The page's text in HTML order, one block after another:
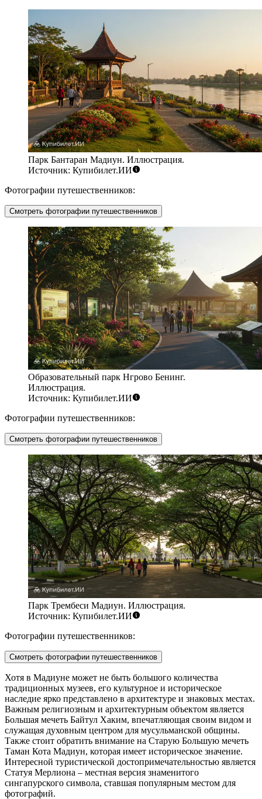
Парк Бантаран Мадиун. Иллюстрация.
Источник: Купибилет.ИИ
Фотографии путешественников:
Смотреть фотографии путешественников
Образовательный парк Нгрово Бенинг.
Иллюстрация.
Источник: Купибилет.ИИ
Фотографии путешественников:
Смотреть фотографии путешественников
Парк Трембеси Мадиун. Иллюстрация.
Источник: Купибилет.ИИ
Фотографии путешественников:
Смотреть фотографии путешественников
Хотя в Мадиуне может не быть большого количества
традиционных музеев, его культурное и историческое
наследие ярко представлено в архитектуре и знаковых местах.
Важным религиозным и архитектурным объектом является
Большая мечеть Байтул Хаким, впечатляющая своим видом и
служащая духовным центром для мусульманской общины.
Также стоит обратить внимание на Старую Большую мечеть
Таман Кота Мадиун, которая имеет историческое значение.
Интересной туристической достопримечательностью является
Статуя Мерлиона – местная версия знаменитого
сингапурского символа, ставшая популярным местом для
фотографий.